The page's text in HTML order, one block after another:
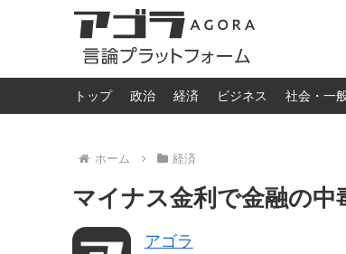
トップ 政治 経済 ビジネス 社会・一
ホーム 経済
マイナス金利で金融の中
アゴラ